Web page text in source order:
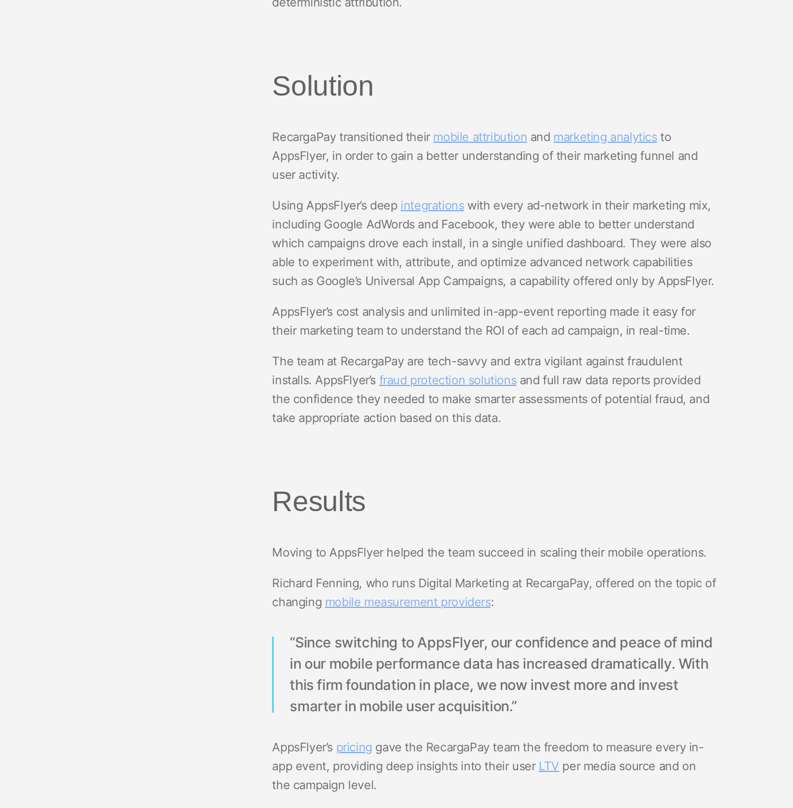
Solution
RecargaPay transitioned their mobile attribution and marketing analyticsto
AppsFlyer, in order to gain a better understanding of their marketing funnel and
user activity.
Using AppsFlyer’s deep integrationswith every ad-network in their marketing mix,
including Google AdWords and Facebook, they were able to better understand
which campaigns drove each install, in a single unified dashboard. They were also
able to experiment with, attribute, and optimize advanced network capabilities
such as Google’s Universal App Campaigns, a capability offered only by AppsFlyer.
AppsFlyer’s cost analysis and unlimited in-app-event reporting made it easy for
their marketing team to understand the ROI of each ad campaign, in real-time.
The team at RecargaPay are tech-savvy and extra vigilant against fraudulent
installs. AppsFlyer’s fraud protection solutionsand full raw data reports provided
the confidence they needed to make smarter assessments of potential fraud, and
take appropriate action based on this data.
Results
Moving to AppsFlyer helped the team succeed in scaling their mobile operations.
Richard Fenning, who runs Digital Marketing at RecargaPay, offered on the topic of
changing mobile measurement providers:
“Since switching to AppsFlyer, our confidence and peace of mind
in our mobile performance data has increased dramatically. With
this firm foundation in place, we now invest more and invest
smarter in mobile user acquisition.”
AppsFlyer’s pricing gave the RecargaPay team the freedom to measure every in-
app event, providing deep insights into their user LTV per media source and on
the campaign level.